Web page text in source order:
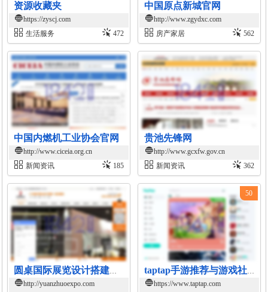
资源收藏夹
https://zyscj.com
生活服务
472
中国原点新城官网
http://www.zgydxc.com
房产家居
562
中国内燃机工业协会官网
http://www.ciceia.org.cn
新闻资讯
185
贵池先锋网
http://www.gcxfw.gov.cn
新闻资讯
362
圆桌国际展览设计搭建公司
http://yuanzhuoexpo.com
taptap手游推荐与游戏社区平台
https://www.taptap.com
50